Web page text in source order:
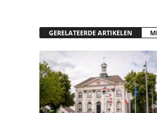
GERELATEERDE ARTIKELEN